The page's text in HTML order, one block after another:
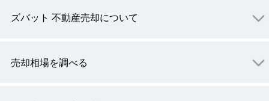
ズバット 不動産売却について
売却相場を調べる